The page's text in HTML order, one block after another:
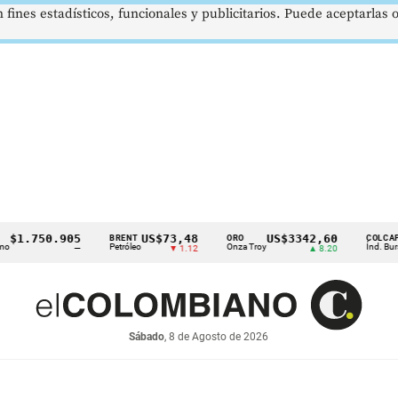
BRENT
Petróleo
US$73,48
▼ 1.12
ORO
Onza Troy
US$3342,60 COLCAP
Índ. Bursátil
Sábado, 8 de Agosto de 2026
estadísticos, funcionales y publicitarios. Puede aceptarlas